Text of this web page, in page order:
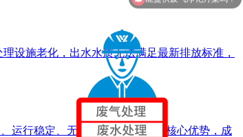
设施老化，出水水质无法满足最新排放标准，
运行稳定、无需配套刮泥设备等核心优势，成